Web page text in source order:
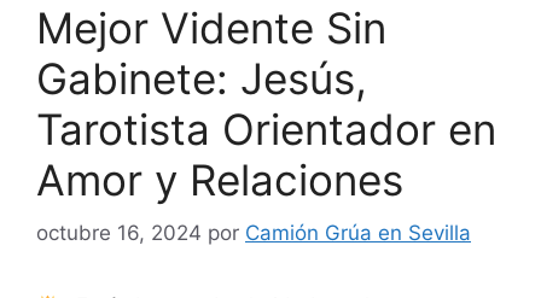
Mejor Vidente Sin
Gabinete: Jesús,
Tarotista Orientador en
Amor y Relaciones
octubre 16, 2024 por Camión Grúa en Sevilla